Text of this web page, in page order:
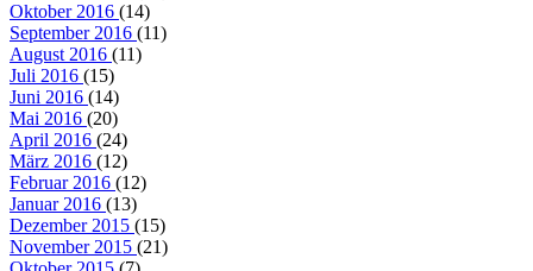
Oktober 2016 (14)
September 2016 (11)
August 2016 (11)
Juli 2016 (15)
Juni 2016 (14)
Mai 2016 (20)
April 2016 (24)
März 2016 (12)
Februar 2016 (12)
Januar 2016 (13)
Dezember 2015 (15)
November 2015 (21)